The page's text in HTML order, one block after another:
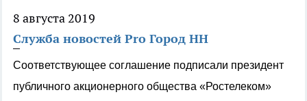
8 августа 2019
Служба новостей Pro Город НН
Соответствующее соглашение подписали президент
публичного акционерного общества «Ростелеком»